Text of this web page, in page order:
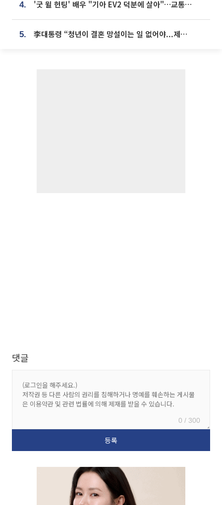
4. '굿 윌 헌팅' 배우 "기아 EV2 덕분에 살아"…교통사고 후 안전성 극찬
5. 李대통령 “청년이 결혼 망설이는 일 없어야...제도상 불이익 조사”
댓글
0 / 300